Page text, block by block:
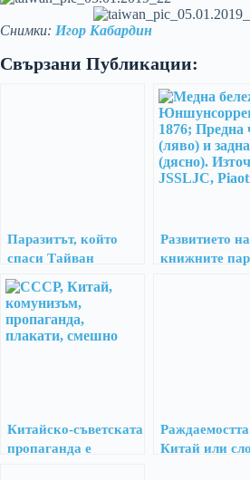
Снимки: Игор Кабардин
Свързани Публикации:
Паразитът, който
спаси Тайван
Развитието на
книжните
Китайско-съветската
пропаганда е
Китай или